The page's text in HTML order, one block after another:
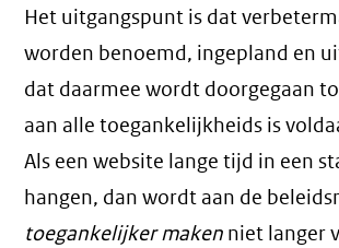
Het uitgangspunt is dat
worden benoemd, ingepland en
dat daarmee wordt doorgegaan
aan alle toegankelijkheids is
Als een website lange tijd in een
hangen, dan wordt aan de
toegankelijker maken niet langer